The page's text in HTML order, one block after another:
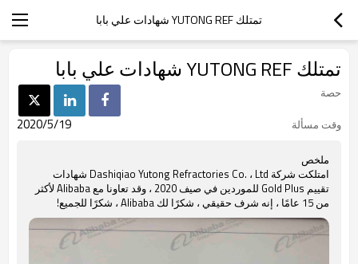
تمتلك YUTONG REF شهادات علي بابا
تمتلك YUTONG REF شهادات علي بابا
حصة
وقت مسألة
2020/5/19
ملخص
امتلكت شركة Dashiqiao Yutong Refractories Co. ، Ltd شهادات
تقييم Gold Plus للموردين في صيف 2020 ، وقد تعاونا مع Alibaba لأكثر
من 15 عامًا ، إنه شرف حقيقي ، شكرًا لك Alibaba ، شكرًا للجميع!